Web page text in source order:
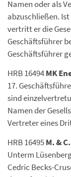
Namen oder als
abzuschließen.
vertritt er die
Geschäftsführer
Geschäftsführer
HRB 16494MK
17.
sind
Namen der
Vertreter eines
HRB 16495M. &
Unterm
Cedric Becks-